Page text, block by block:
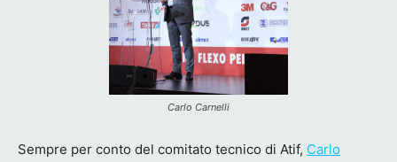
Carlo Carnelli
Sempre per conto del comitato tecnico di Atif, Carlo